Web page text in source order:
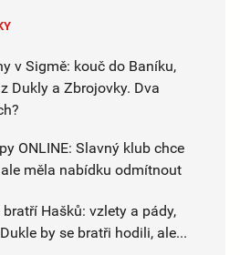
v Sigmě: kouč do Baníku,
Dukly a Zbrojovky. Dva
ONLINE: Slavný klub chce
měla nabídku odmítnout
bratří Hašků: vzlety a pády,
by se bratři hodili, ale...